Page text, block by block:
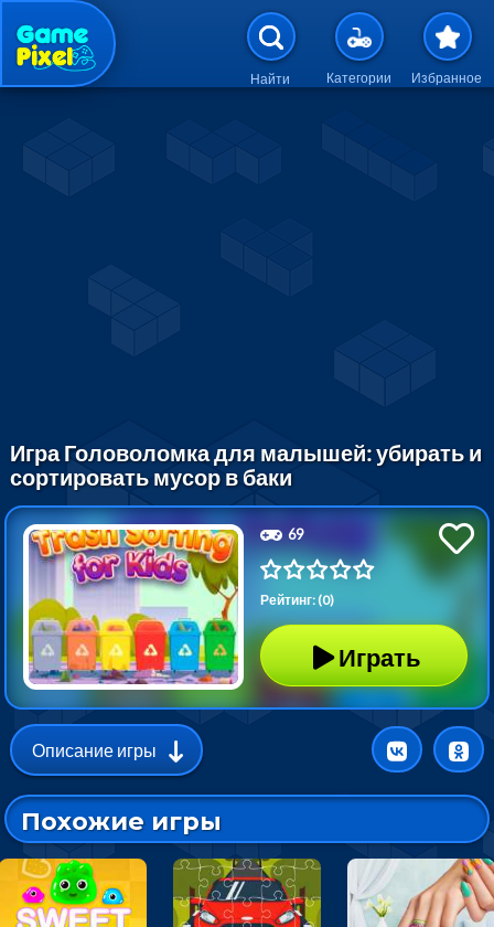
Перейти к основному
Найти Категории Избранное
Игра Головоломка для малышей: убирать и
сортировать мусор в баки
69
Рейтинг: (0)
Играть
Описание игры
Похожие игры